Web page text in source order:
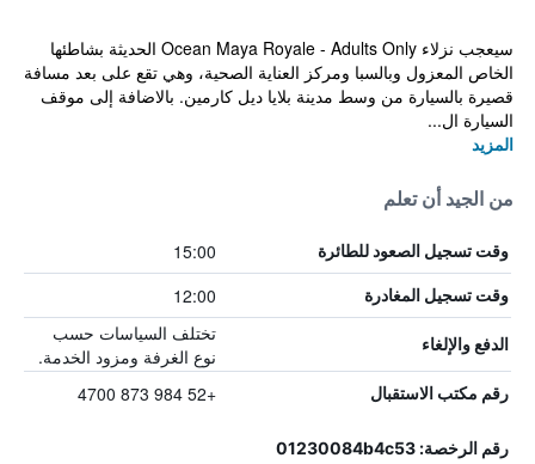
سيعجب نزلاء Ocean Maya Royale - Adults Only الحديثة بشاطئها
الخاص المعزول وبالسبا ومركز العناية الصحية، وهي تقع على بعد مسافة
قصيرة بالسيارة من وسط مدينة بلايا ديل كارمين. بالاضافة إلى موقف
السيارة ال...
المزيد
من الجيد أن تعلم
وقت تسجيل الصعود للطائرة 15:00
وقت تسجيل المغادرة 12:00
الدفع والإلغاء
تختلف السياسات حسب
نوع الغرفة ومزود الخدمة.
رقم مكتب الاستقبال +52 984 873 4700
رقم الرخصة: 01230084b4c53